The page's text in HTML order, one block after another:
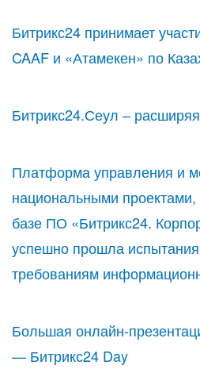
Битрикс24 принимает
CAAF и «Атамекен» по
Битрикс24.Сеул –
Платформа управления и
национальными
базе ПО «Битрикс24.
успешно прошла испытания
требованиям
Большая онлайн-
— Битрикс24 Day